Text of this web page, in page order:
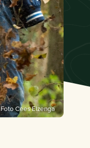
Foto Cees Elzenga